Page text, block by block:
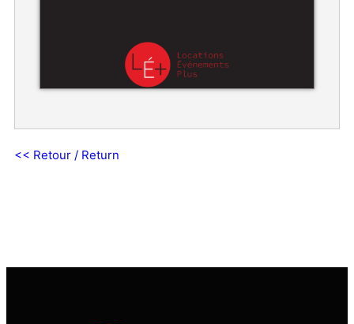
<< Retour / Return